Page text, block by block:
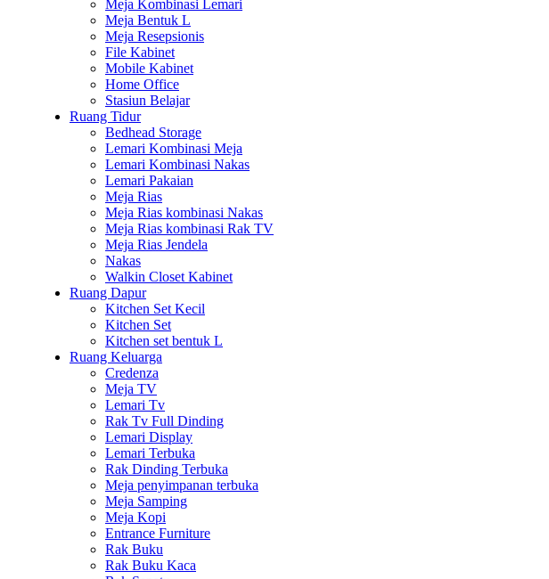
Meja Kombinasi Lemari
Meja Bentuk L
Meja Resepsionis
File Kabinet
Mobile Kabinet
Home Office
Stasiun Belajar
Ruang Tidur
Bedhead Storage
Lemari Kombinasi Meja
Lemari Kombinasi Nakas
Lemari Pakaian
Meja Rias
Meja Rias kombinasi Nakas
Meja Rias kombinasi Rak TV
Meja Rias Jendela
Nakas
Walkin Closet Kabinet
Ruang Dapur
Kitchen Set Kecil
Kitchen Set
Kitchen set bentuk L
Ruang Keluarga
Credenza
Meja TV
Lemari Tv
Rak Tv Full Dinding
Lemari Display
Lemari Terbuka
Rak Dinding Terbuka
Meja penyimpanan terbuka
Meja Samping
Meja Kopi
Entrance Furniture
Rak Buku
Rak Buku Kaca